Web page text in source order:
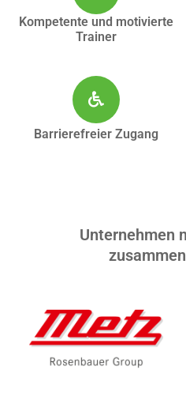
Kompetente und motivierte
Trainer
Barrierefreier Zugang
Unternehmen